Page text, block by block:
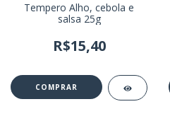
Tempero Alho, cebola e
salsa 25g
R$15,40